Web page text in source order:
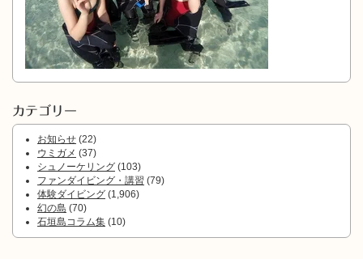
カテゴリー
お知らせ (22)
ウミガメ (37)
シュノーケリング (103)
ファンダイビング・講習 (79)
体験ダイビング (1,906)
幻の島 (70)
石垣島コラム集 (10)